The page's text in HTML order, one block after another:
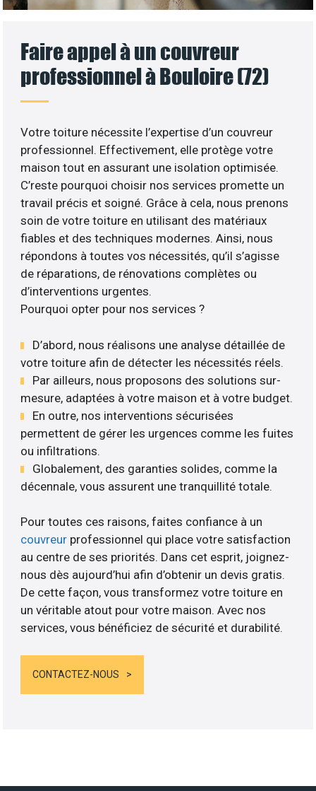
Faire appel à un couvreur
professionnel à Bouloire (72)
Votre toiture nécessite l’expertise d’un couvreur
professionnel. Effectivement, elle protège votre
maison tout en assurant une isolation optimisée.
C’reste pourquoi choisir nos services promette un
travail précis et soigné. Grâce à cela, nous prenons
soin de votre toiture en utilisant des matériaux
fiables et des techniques modernes. Ainsi, nous
répondons à toutes vos nécessités, qu’il s’agisse
de réparations, de rénovations complètes ou
d’interventions urgentes.
Pourquoi opter pour nos services ?
D’abord, nous réalisons une analyse détaillée de
votre toiture afin de détecter les nécessités réels.
Par ailleurs, nous proposons des solutions sur-
mesure, adaptées à votre maison et à votre budget.
En outre, nos interventions sécurisées
permettent de gérer les urgences comme les fuites
ou infiltrations.
Globalement, des garanties solides, comme la
décennale, vous assurent une tranquillité totale.
Pour toutes ces raisons, faites confiance à un
couvreur professionnel qui place votre satisfaction
au centre de ses priorités. Dans cet esprit, joignez-
nous dès aujourd’hui afin d’obtenir un devis gratis.
De cette façon, vous transformez votre toiture en
un véritable atout pour votre maison. Avec nos
services, vous bénéficiez de sécurité et durabilité.
CONTACTEZ-NOUS